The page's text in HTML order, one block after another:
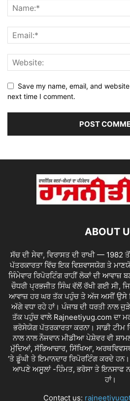
Save my name, email, and
next time I comment.
ABOUT
ਸੱਚ ਦੀ ਸੇਵਾ, ਵਿਰਾਸਤ ਦੀ ਰਾਖੀ — 1982
ਪੱਤਰਕਾਰਤਾ ਵਿੱਚ ਇਕ ਵਿਸ਼ਵਾਸਯੋਗ ਤੇ
ਜਿੰਮੇਵਾਰ ਰਿਪੋਰਟਿੰਗ ਰਾਹੀਂ ਲੋਕਾਂ ਦੀ ਆਵਾਜ਼
ਚੌਧਰੀ ਪ੍ਰਭਜੀਤ ਸਿੰਘ ਵੱਲੋਂ ਰੱਖੀ ਗਈ ਸੀ,
ਆਵਾਜ਼ ਹਰ ਘਰ ਤੱਕ ਪਹੁੰਚ ਤੇ ਅੱਜ ਅਸੀਂ ਉਸੇ
ਅੱਗੇ ਵਧਾ ਰਹੇ ਹਾਂ। ਪੰਜਾਬ ਦੀ ਧਰਤੀ ਨਾਲ
ਤੱਕ ਪਹੁੰਚ ਵਾਲੇ Rajneetiyug.com ਦਾ
ਭਰੋਸੇਯੋਗ ਪੱਤਰਕਾਰਤਾ ਕਰਨਾ। ਸਾਡੀ ਟੀਮ
ਨਾਲ ਨਾਲ ਨੌਜਵਾਨ ਮੀਡੀਆ ਪੇਸ਼ੇਵਰ ਵੀ
ਮੁੱਦਿਆਂ, ਸੱਭਿਆਚਾਰ, ਸਿੱਖਿਆ,
‘ਤੇ ਡੂੰਘੀ ਤੇ ਇਮਾਨਦਾਰ ਰਿਪੋਰਟਿੰਗ ਕਰਦੇ
ਆਪਣੇ ਅਸੂਲਾਂ -ਹਿੰਮਤ, ਭਰੋਸਾ ਤੇ ਇਨਸਾਫ
ਹਾਂ।
Contact us: